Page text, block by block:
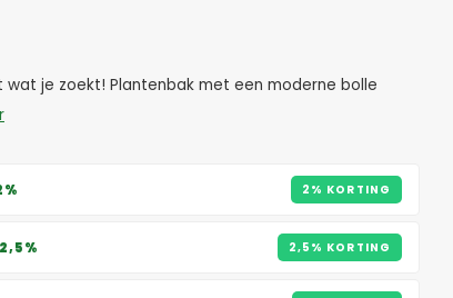
je zoekt! Plantenbak met een moderne bolle
2% KORTING
2,5% 2,5% KORTING